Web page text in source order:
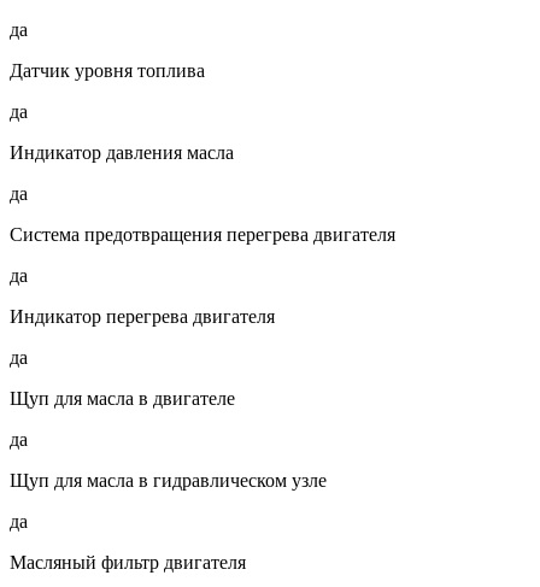
да
Датчик уровня топлива
да
Индикатор давления масла
да
Система предотвращения перегрева двигателя
да
Индикатор перегрева двигателя
да
Щуп для масла в двигателе
да
Щуп для масла в гидравлическом узле
да
Масляный фильтр двигателя